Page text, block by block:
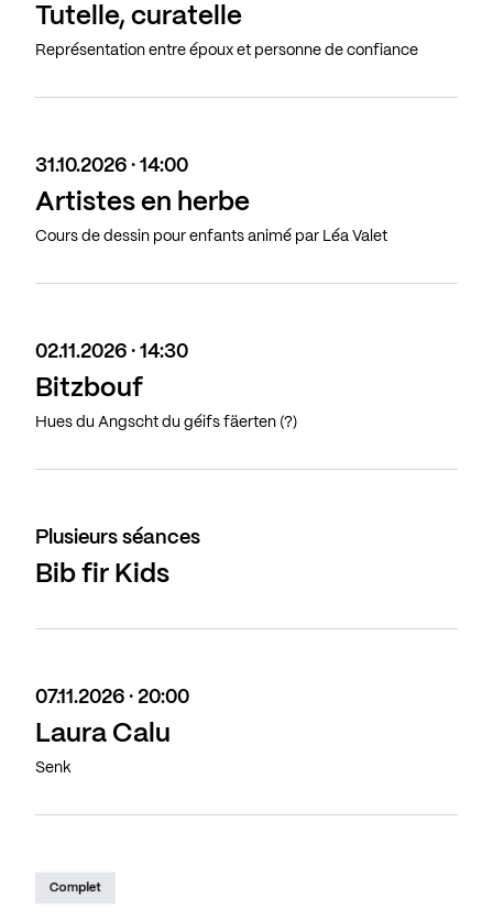
Tutelle, curatelle
Représentation entre époux et personne de confiance
31.10.2026 · 14:00
Artistes en herbe
Cours de dessin pour enfants animé par Léa Valet
02.11.2026 · 14:30
Bitzbouf
Hues du Angscht du géifs fäerten (?)
Plusieurs séances
Bib fir Kids
07.11.2026 · 20:00
Laura Calu
Senk
Complet